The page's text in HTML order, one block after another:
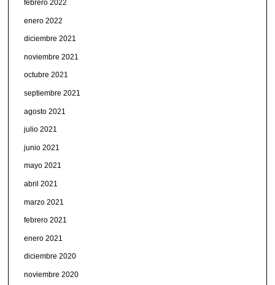
febrero 2022
enero 2022
diciembre 2021
noviembre 2021
octubre 2021
septiembre 2021
agosto 2021
julio 2021
junio 2021
mayo 2021
abril 2021
marzo 2021
febrero 2021
enero 2021
diciembre 2020
noviembre 2020